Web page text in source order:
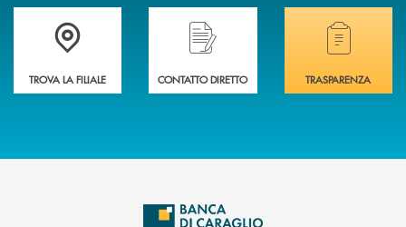
Accedi all' elenco completo delle filiali di Banca di Caraglio.
TROVA LA FILIALE
Hai bisogno di assistenza immediata?
CONTATTO DIRETTO
Hai bisogno di
TRASPARENZA